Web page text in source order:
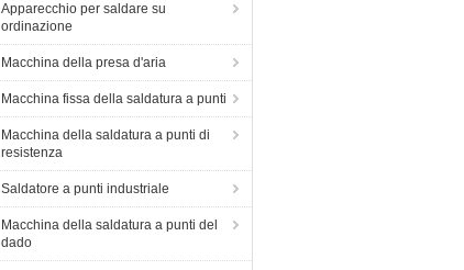
Apparecchio per saldare su
ordinazione
Macchina della presa d'aria
Macchina fissa della saldatura a punti
Macchina della saldatura a punti di
resistenza
Saldatore a punti industriale
Macchina della saldatura a punti del
dado